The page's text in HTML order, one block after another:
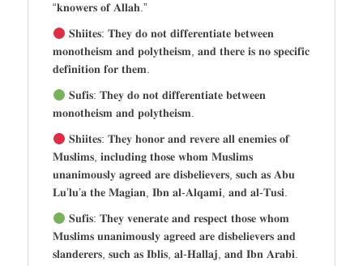
“𝐤𝐧𝐨𝐰𝐞𝐫𝐬 𝐨𝐟 𝐀𝐥𝐥𝐚𝐡.”
𝐒𝐡𝐢𝐢𝐭𝐞𝐬: 𝐓𝐡𝐞𝐲 𝐝𝐨 𝐧𝐨𝐭 𝐝𝐢𝐟𝐟𝐞𝐫𝐞𝐧𝐭𝐢𝐚𝐭𝐞 𝐛𝐞𝐭𝐰𝐞𝐞𝐧
𝐦𝐨𝐧𝐨𝐭𝐡𝐞𝐢𝐬𝐦 𝐚𝐧𝐝 𝐩𝐨𝐥𝐲𝐭𝐡𝐞𝐢𝐬𝐦, 𝐚𝐧𝐝 𝐭𝐡𝐞𝐫𝐞 𝐢𝐬 𝐧𝐨 𝐬𝐩𝐞𝐜𝐢𝐟𝐢𝐜
𝐝𝐞𝐟𝐢𝐧𝐢𝐭𝐢𝐨𝐧 𝐟𝐨𝐫 𝐭𝐡𝐞𝐦.
𝐒𝐮𝐟𝐢𝐬: 𝐓𝐡𝐞𝐲 𝐝𝐨 𝐧𝐨𝐭 𝐝𝐢𝐟𝐟𝐞𝐫𝐞𝐧𝐭𝐢𝐚𝐭𝐞 𝐛𝐞𝐭𝐰𝐞𝐞𝐧
𝐦𝐨𝐧𝐨𝐭𝐡𝐞𝐢𝐬𝐦 𝐚𝐧𝐝 𝐩𝐨𝐥𝐲𝐭𝐡𝐞𝐢𝐬𝐦.
𝐒𝐡𝐢𝐢𝐭𝐞𝐬: 𝐓𝐡𝐞𝐲 𝐡𝐨𝐧𝐨𝐫 𝐚𝐧𝐝 𝐫𝐞𝐯𝐞𝐫𝐞 𝐚𝐥𝐥 𝐞𝐧𝐞𝐦𝐢𝐞𝐬 𝐨𝐟
𝐌𝐮𝐬𝐥𝐢𝐦𝐬, 𝐢𝐧𝐜𝐥𝐮𝐝𝐢𝐧𝐠 𝐭𝐡𝐨𝐬𝐞 𝐰𝐡𝐨𝐦 𝐌𝐮𝐬𝐥𝐢𝐦𝐬
𝐮𝐧𝐚𝐧𝐢𝐦𝐨𝐮𝐬𝐥𝐲 𝐚𝐠𝐫𝐞𝐞𝐝 𝐚𝐫𝐞 𝐝𝐢𝐬𝐛𝐞𝐥𝐢𝐞𝐯𝐞𝐫𝐬, 𝐬𝐮𝐜𝐡 𝐚𝐬 𝐀𝐛𝐮
𝐋𝐮’𝐥𝐮’𝐚 𝐭𝐡𝐞 𝐌𝐚𝐠𝐢𝐚𝐧, 𝐈𝐛𝐧 𝐚𝐥-𝐀𝐥𝐪𝐚𝐦𝐢, 𝐚𝐧𝐝 𝐚𝐥-𝐓𝐮𝐬𝐢.
𝐒𝐮𝐟𝐢𝐬: 𝐓𝐡𝐞𝐲 𝐯𝐞𝐧𝐞𝐫𝐚𝐭𝐞 𝐚𝐧𝐝 𝐫𝐞𝐬𝐩𝐞𝐜𝐭 𝐭𝐡𝐨𝐬𝐞 𝐰𝐡𝐨𝐦
𝐌𝐮𝐬𝐥𝐢𝐦𝐬 𝐮𝐧𝐚𝐧𝐢𝐦𝐨𝐮𝐬𝐥𝐲 𝐚𝐠𝐫𝐞𝐞𝐝 𝐚𝐫𝐞 𝐝𝐢𝐬𝐛𝐞𝐥𝐢𝐞𝐯𝐞𝐫𝐬 𝐚𝐧𝐝
𝐬𝐥𝐚𝐧𝐝𝐞𝐫𝐞𝐫𝐬, 𝐬𝐮𝐜𝐡 𝐚𝐬 𝐈𝐛𝐥𝐢𝐬, 𝐚𝐥-𝐇𝐚𝐥𝐥𝐚𝐣, 𝐚𝐧𝐝 𝐈𝐛𝐧 𝐀𝐫𝐚𝐛𝐢.